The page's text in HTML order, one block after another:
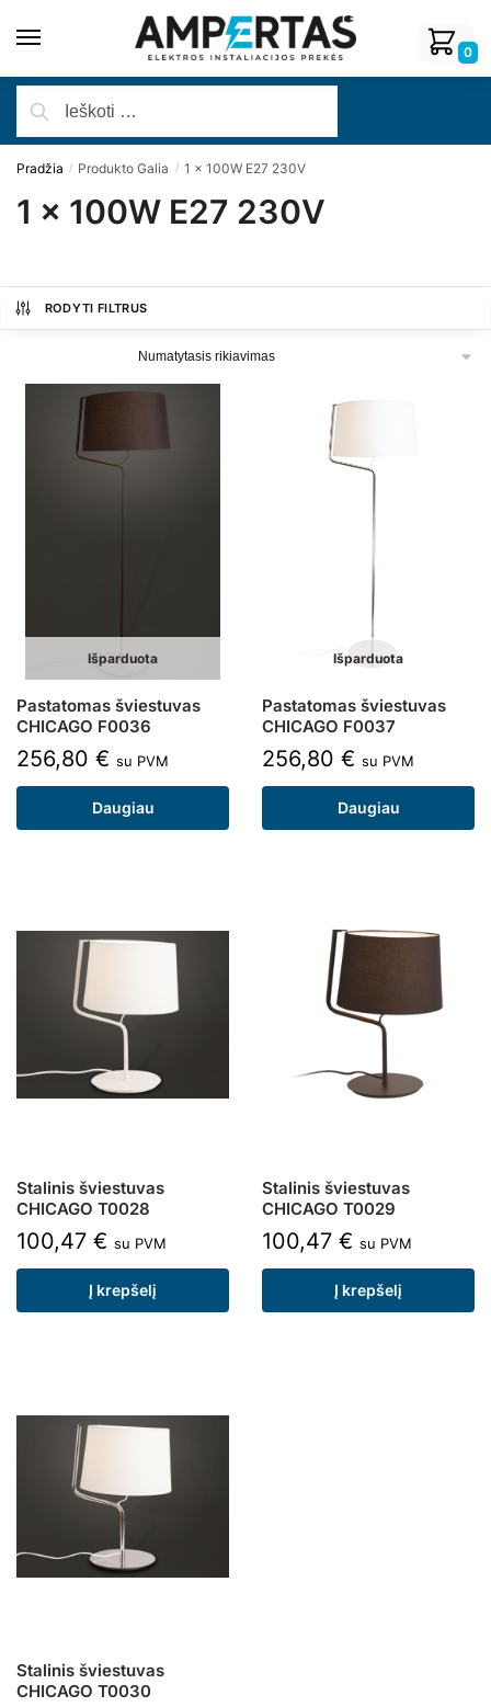
0
Pradžia / Produkto Galia / 1 x 100W E27 230V
1 x 100W E27 230V
RODYTI FILTRUS
Išparduota
Pastatomas šviestuvas
CHICAGO F0036
256,80 € su PVM
Daugiau
Išparduota
Pastatomas šviestuvas
CHICAGO F0037
256,80 € su PVM
Daugiau
Stalinis šviestuvas
CHICAGO T0028
100,47 € su PVM
Į krepšelį
Stalinis šviestuvas
CHICAGO T0029
100,47 € su PVM
Į krepšelį
Stalinis šviestuvas
CHICAGO T0030